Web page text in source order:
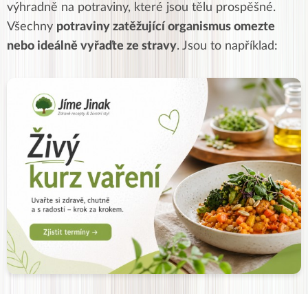
výhradně na potraviny, které jsou tělu prospěšné.
Všechny potraviny zatěžující organismus omezte
nebo ideálně vyřaďte ze stravy. Jsou to například: